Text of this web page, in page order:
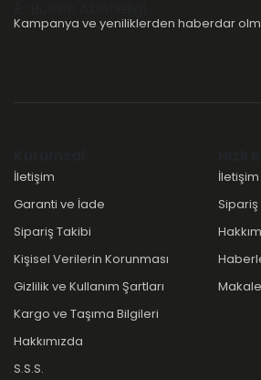
Kampanya ve yeniliklerden haberdar
İletişim
Garanti ve İade
Sipariş Takibi
Kişisel Verilerin Korunması
Gizlilik ve Kullanım Şartları
Kargo ve Taşıma Bilgileri
Hakkımızda
S.S.S.
İletişim
Sipariş